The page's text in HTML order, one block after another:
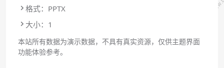
格式：PPTX
大小：1
本站所有数据为演示数据，不具有真实资源，仅供主题界面
功能体验参考。